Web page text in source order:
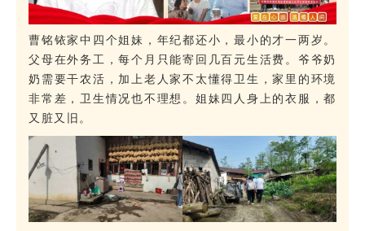
曹铭铱家中四个姐妹，年纪都还小，最小的才一两岁。
父母在外务工，每个月只能寄回几百元生活费。爷爷奶
奶需要干农活，加上老人家不太懂得卫生，家里的环境
非常差，卫生情况也不理想。姐妹四人身上的衣服，都
又脏又旧。